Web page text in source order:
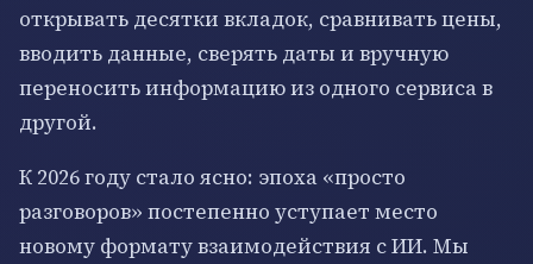
открывать десятки вкладок, сравнивать цены,
вводить данные, сверять даты и вручную
переносить информацию из одного сервиса в
другой.
К 2026 году стало ясно: эпоха «просто
разговоров» постепенно уступает место
новому формату взаимодействия с ИИ. Мы